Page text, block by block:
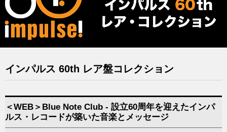
インパルス 60th レア盤コレクション
＜WEB＞Blue Note Club ‐ 設立60周年を迎えたインパ
ルス・レコードが築いた音楽とメッセージ